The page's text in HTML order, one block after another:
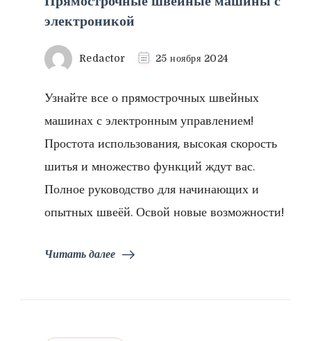
электроникой
Redactor 25 ноября 2024
Узнайте все о прямострочных швейных
машинах с электронным управлением!
Простота использования, высокая скорость
шитья и множество функций ждут вас.
Полное руководство для начинающих и
опытных швеёй. Освой новые возможности!
Читать далее